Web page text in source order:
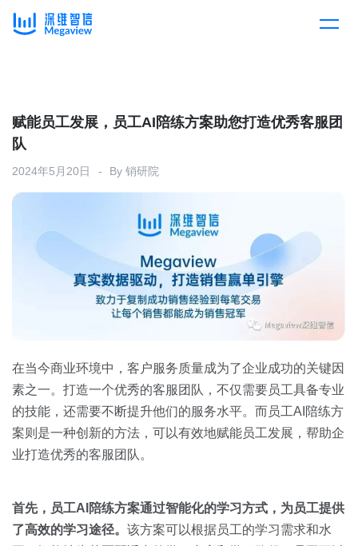
产品总览
产品集成
解决方案
按行业
教育
房地产
金融
按角色
销售人员
销售管理
客户案例
定价
资源中心
全部
白皮书
关于我们
预约演示
赋能员工发展，员工AI陪练方案助您打造优秀客服团
队
2024年5月20日 By 销研院
在当今商业环境中，客户服务质量成为了企业成功的关键因
素之一。打造一个优秀的客服团队，不仅需要员工具备专业
的技能，还需要不断提升他们的服务水平。而员工AI陪练方
案则是一种创新的方法，可以有效地赋能员工发展，帮助企
业打造优秀的客服团队。
首先，员工AI 陪练方案通过智能化的学习方式，为员工提供
了高效的学习途径。 该方案可以根据员工的学习需求和水